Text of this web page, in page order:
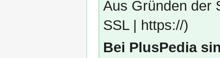
Aus Gründen der
SSL | https://)
Bei PlusPedia